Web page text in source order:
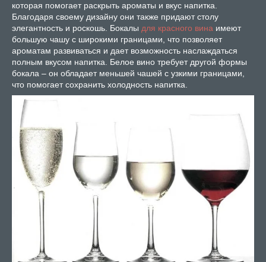
которая помогает раскрыть ароматы и вкус напитка.
Благодаря своему дизайну они также придают столу
элегантность и роскошь. Бокалы для красного вина имеют
большую чашу с широкими границами, что позволяет
ароматам развиваться и дает возможность наслаждаться
полным вкусом напитка. Белое вино требует другой формы
бокала – он обладает меньшей чашей с узкими границами,
что помогает сохранить холодность напитка.